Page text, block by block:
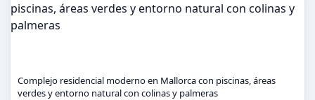
Complejo residencial moderno en Mallorca con piscinas, áreas
verdes y entorno natural con colinas y palmeras